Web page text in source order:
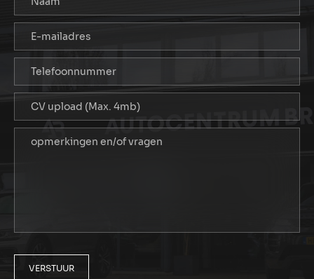
CV upload (Max. 4mb)
VERSTUUR